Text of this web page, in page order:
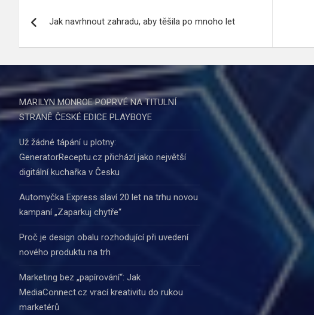
pro
Jak navrhnout zahradu, aby těšila po mnoho let
MARILYN MONROE POPRVÉ NA TITULNÍ
STRANĚ ČESKÉ EDICE PLAYBOYE
Už žádné tápání u plotny:
GeneratorReceptu.cz přichází jako největší
digitální kuchařka v Česku
Automyčka Express slaví 20 let na trhu novou
kampaní „Zaparkuj chytře“
Proč je design obalu rozhodující při uvedení
nového produktu na trh
Marketing bez „papírování“: Jak
MediaConnect.cz vrací kreativitu do rukou
marketérů